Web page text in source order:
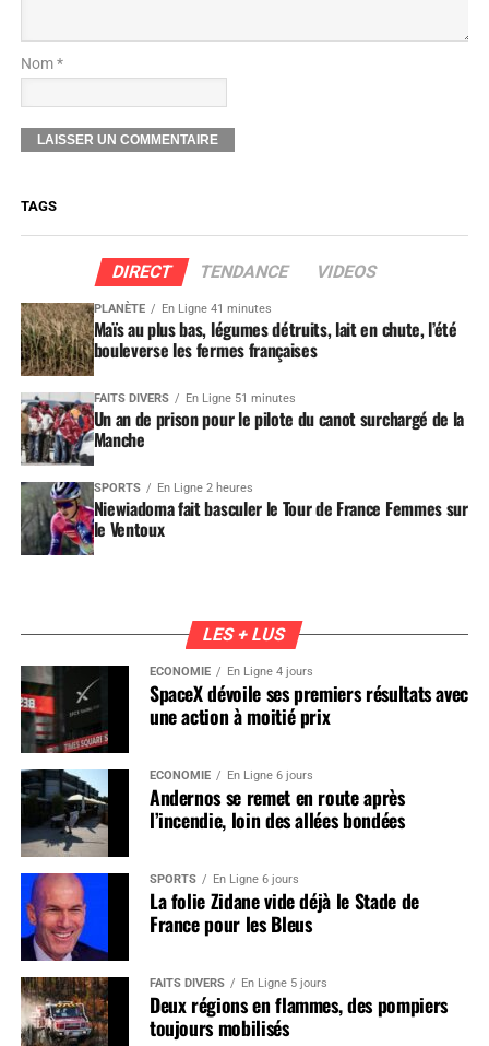
Nom *
TAGS
DIRECT TENDANCE VIDEOS
PLANÈTE En Ligne 41 minutes
Maïs au plus bas, légumes détruits, lait en chute, l’été
bouleverse les fermes françaises
FAITS DIVERS En Ligne 51 minutes
Un an de prison pour le pilote du canot surchargé de la
Manche
SPORTS En Ligne 2 heures
Niewiadoma fait basculer le Tour de France Femmes sur
le Ventoux
LES + LUS
ÉCONOMIE En Ligne 4 jours
SpaceX dévoile ses premiers résultats avec
une action à moitié prix
ÉCONOMIE En Ligne 6 jours
Andernos se remet en route après
l’incendie, loin des allées bondées
SPORTS En Ligne 6 jours
La folie Zidane vide déjà le Stade de
France pour les Bleus
FAITS DIVERS En Ligne 5 jours
Deux régions en flammes, des pompiers
toujours mobilisés